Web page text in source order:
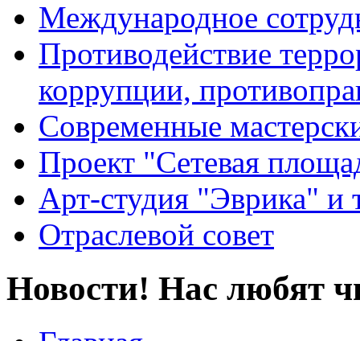
Международное
Противодействие
коррупции,
Современные
Проект "Сетевая
Арт-студия "Эврика" и
Отраслевой совет
Новости! Нас любят